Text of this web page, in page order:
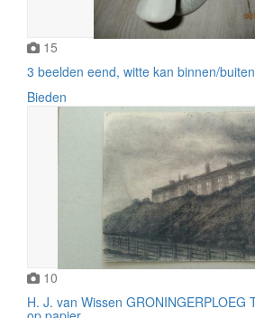
15
3 beelden eend, witte kan binnen/
Bieden
10
H. J. van Wissen GRONINGERPLOEG